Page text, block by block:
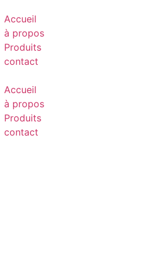
Accueil
à propos
Produits
contact
Accueil
à propos
Produits
contact